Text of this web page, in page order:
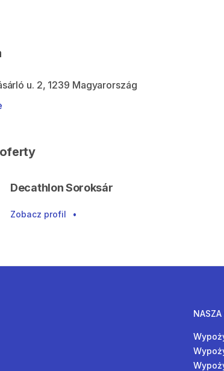
u. 2, 1239 Magyarország
oferty
Decathlon Soroksár
Zobacz profil •
NASZA